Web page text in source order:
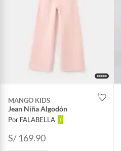
MANGO KIDS
Jean Niña Algodón
Por FALABELLA
S/ 169.90